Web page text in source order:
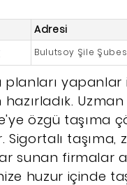
Adresi
Bulutsoy Şile
özgü taşıma
Sigortalı
sunan firmalar
huzur içinde